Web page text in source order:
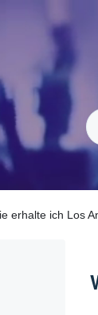
erhalte ich Los